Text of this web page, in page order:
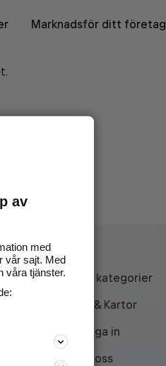
Marknadsför ditt företag
på
Alla kategorier
API & Kartor
Logga in
Om oss
av
med
vår sajt. Med
våra tjänster.